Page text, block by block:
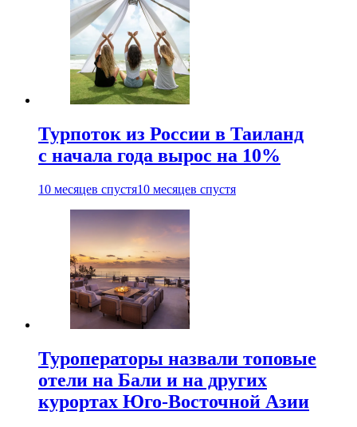
Турпоток из России в Таиланд
с начала года вырос на 10%
10 месяцев спустя10 месяцев спустя
Туроператоры назвали топовые
отели на Бали и на других
курортах Юго-Восточной Азии